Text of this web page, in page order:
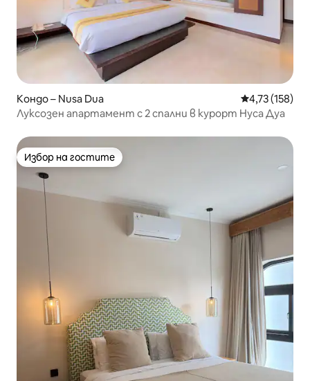
Кондо – Nusa Dua Средна
4,73 (158)
Луксозен апартамент с 2 спални в курорт Нуса Дуа
Избор на гостите
Избор на гостите